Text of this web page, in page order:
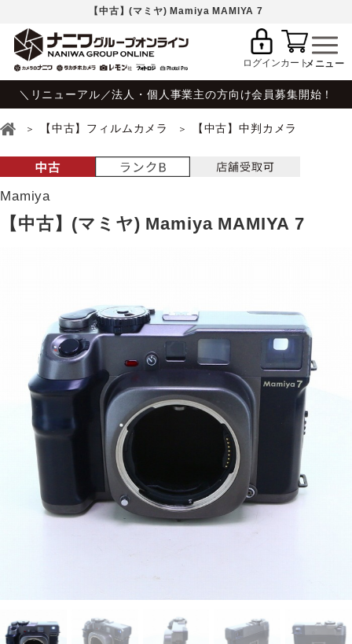
【中古】(マミヤ) Mamiya MAMIYA 7
ログインカート
＼リニューアル／法人・個人事業主の方向け会員募集開始！
【中古】フィルムカメラ 【中古】中判カメラ
Mamiya
【中古】(マミヤ) Mamiya MAMIYA 7